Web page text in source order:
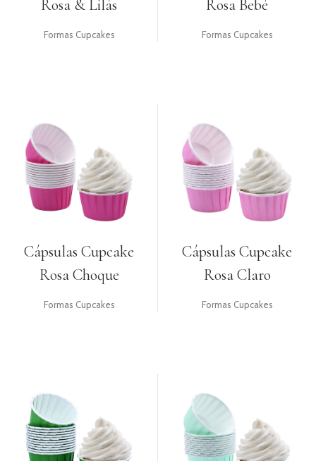
Rosa & Lilás
Formas Cupcakes
Rosa Bebé
Formas Cupcakes
Cápsulas Cupcake
Rosa Choque
Formas Cupcakes
Cápsulas Cupcake
Rosa Claro
Formas Cupcakes